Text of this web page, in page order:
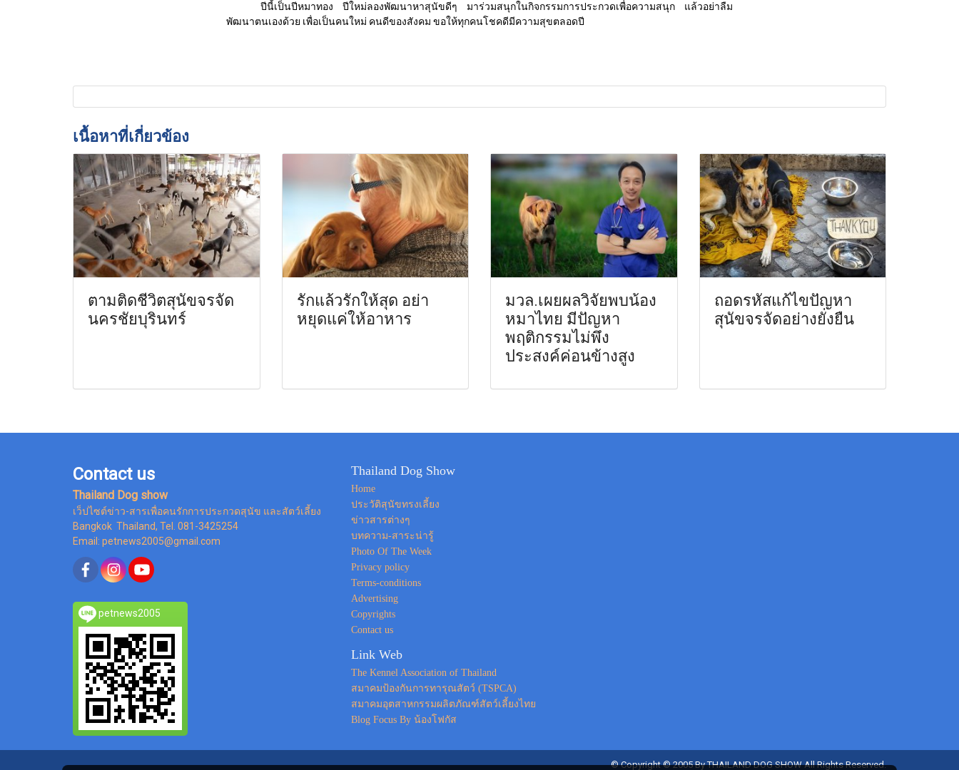
ปีนี้เป็นปีหมาทอง ปีใหม่ลองพัฒนาหาสุนัขดีๆ มาร่วมสนุกในกิจกรรมการประกวดเพื่อความสนุก แล้วอย่าลืม
พัฒนาตนเองด้วย เพื่อเป็นคนใหม่ คนดีของสังคม ขอให้ทุกคนโชคดีมีความสุขตลอดปี
เนื้อหาที่เกี่ยวข้อง
ตามติดชีวิตสุนัขจรจัด
นครชัยบุรินทร์
รักแล้วรักให้สุด อย่า
หยุดแค่ให้อาหาร
มวล.เผยผลวิจัยพบน้อง
หมาไทย มีปัญหา
พฤติกรรมไม่พึง
ประสงค์ค่อนข้างสูง
ถอดรหัสแก้ไขปัญหา
สุนัขจรจัดอย่างยั่งยืน
Contact us
Thailand Dog show
เว็ปไซต์ข่าว-สารเพื่อคนรักการประกวดสุนัข และสัตว์เลี้ยง
Bangkok Thailand, Tel. 081-3425254
Email: petnews2005@gmail.com
petnews2005
Thailand Dog Show
Home
ประวัติสุนัขทรงเลี้ยง
ข่าวสารต่างๆ
บทความ-สาระน่ารู้
Photo Of The Week
Privacy policy
Terms-conditions
Advertising
Copyrights
Contact us
Link Web
The Kennel Association of Thailand
สมาคมป้องกันการทารุณสัตว์ (TSPCA)
สมาคมอุตสาหกรรมผลิตภัณฑ์สัตว์เลี้ยงไทย
Blog Focus By น้องโฟกัส
© Copyright © 2005 By THAILAND DOG SHOW All Rights Reserved.